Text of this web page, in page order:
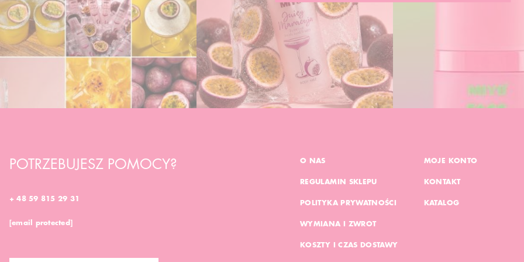
POTRZEBUJESZ POMOCY?
+ 48 59 815 29 31
[email protected]
O NAS
REGULAMIN SKLEPU
POLITYKA PRYWATNOŚCI
WYMIANA I ZWROT
KOSZTY I CZAS DOSTAWY
MOJE KONTO
KONTAKT
KATALOG